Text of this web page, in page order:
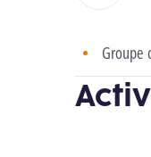
Groupe